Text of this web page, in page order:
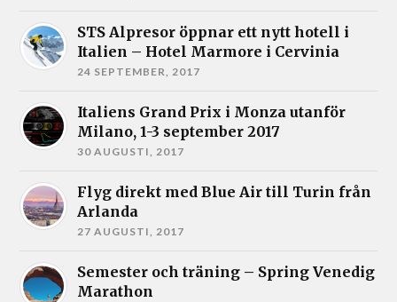
STS Alpresor öppnar ett nytt hotell i
Italien – Hotel Marmore i Cervinia
24 SEPTEMBER, 2017
Italiens Grand Prix i Monza utanför
Milano, 1-3 september 2017
30 AUGUSTI, 2017
Flyg direkt med Blue Air till Turin från
Arlanda
27 AUGUSTI, 2017
Semester och träning – Spring Venedig
Marathon